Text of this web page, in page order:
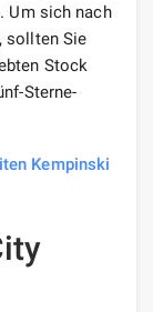
Um sich nach
sollten Sie
Stock
Sterne-
Kempinski